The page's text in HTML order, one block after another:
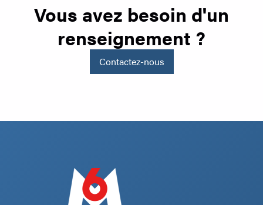
Vous avez besoin d'un
renseignement ?
Contactez-nous